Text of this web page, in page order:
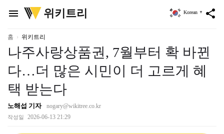
menu
위
키
리
위키트리 share
Korean ▼
홈 위키트리
나주사랑상품권, 7월부터 확 바뀐
다…더 많은 시민이 더 고르게 혜
택 받는다
노해섭 기자 nogary@wikitree.co.kr
작성일 2026-06-13 21:29